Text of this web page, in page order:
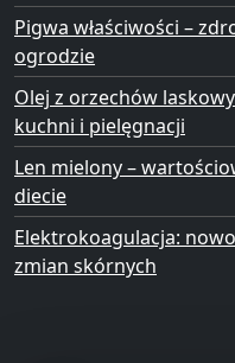
Pigwa właściwości –
ogrodzie
Olej z orzechów
kuchni i pielęgnacji
Len mielony –
diecie
Elektrokoagulacja:
zmian skórnych